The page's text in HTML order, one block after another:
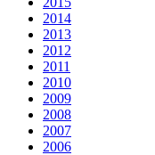
2014
2013
2012
2011
2010
2009
2008
2007
2006